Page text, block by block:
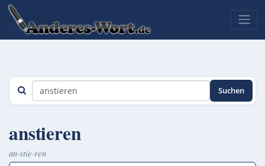
Suchen
anstieren
an·stie·ren